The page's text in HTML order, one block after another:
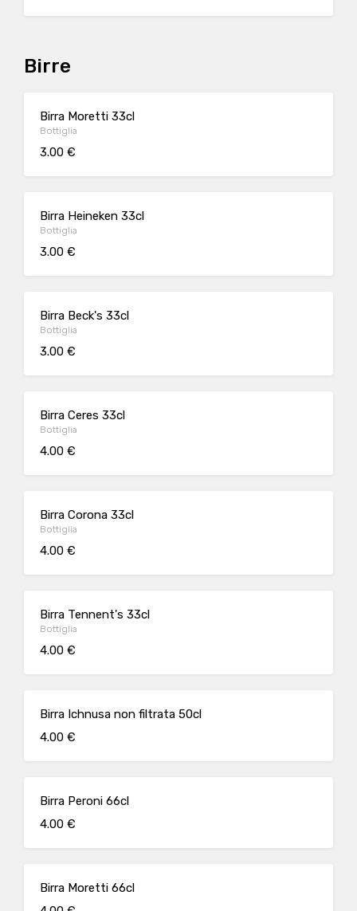
Birre
Birra Moretti 33cl
Bottiglia
3.00 €
Birra Heineken 33cl
Bottiglia
3.00 €
Birra Beck's 33cl
Bottiglia
3.00 €
Birra Ceres 33cl
Bottiglia
4.00 €
Birra Corona 33cl
Bottiglia
4.00 €
Birra Tennent's 33cl
Bottiglia
4.00 €
Birra Ichnusa non filtrata 50cl
4.00 €
Birra Peroni 66cl
4.00 €
Birra Moretti 66cl